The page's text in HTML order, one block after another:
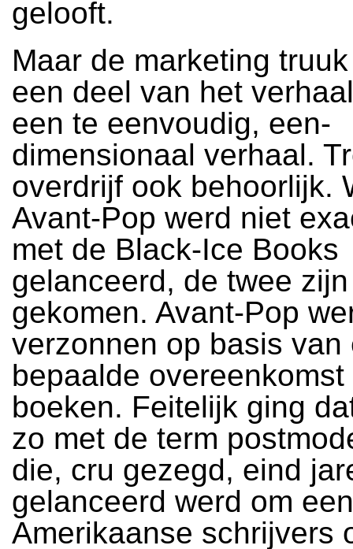
gelooft.
Maar de marketing
een deel van het
een te eenvoudig, een-
dimensionaal verhaal.
overdrijf ook behoorlijk.
Avant-Pop werd niet
met de Black-Ice Books
gelanceerd, de twee
gekomen. Avant-Pop
verzonnen op basis van
bepaalde
boeken. Feitelijk ging
zo met de term
die, cru gezegd, eind
gelanceerd werd om
Amerikaanse schrijvers